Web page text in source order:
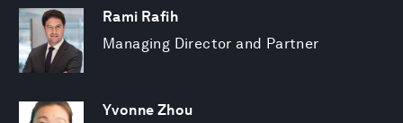
Rami Rafih
Managing Director and Partner
Yvonne Zhou